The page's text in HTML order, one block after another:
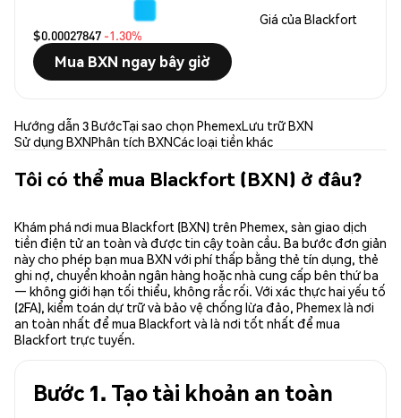
Giá của Blackfort
$0.00027847 -1.30%
Mua BXN ngay bây giờ
Hướng dẫn 3 BướcTại sao chọn PhemexLưu trữ BXN
Sử dụng BXNPhân tích BXNCác loại tiền khác
Tôi có thể mua Blackfort (BXN) ở đâu?
Khám phá nơi mua Blackfort (BXN) trên Phemex, sàn giao dịch
tiền điện tử an toàn và được tin cậy toàn cầu. Ba bước đơn giản
này cho phép bạn mua BXN với phí thấp bằng thẻ tín dụng, thẻ
ghi nợ, chuyển khoản ngân hàng hoặc nhà cung cấp bên thứ ba
— không giới hạn tối thiểu, không rắc rối. Với xác thực hai yếu tố
(2FA), kiểm toán dự trữ và bảo vệ chống lừa đảo, Phemex là nơi
an toàn nhất để mua Blackfort và là nơi tốt nhất để mua
Blackfort trực tuyến.
Bước 1. Tạo tài khoản an toàn